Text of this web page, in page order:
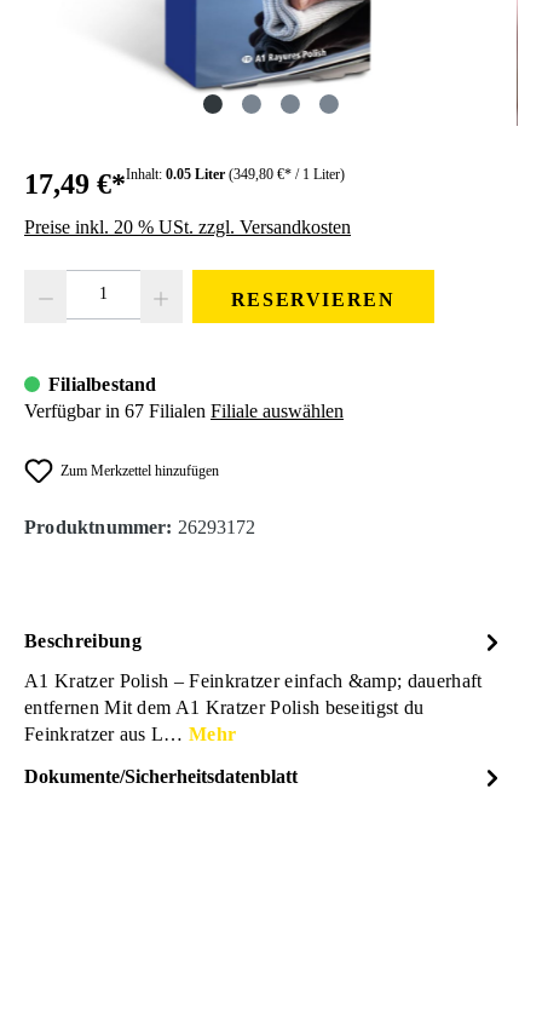
17,49 €*Inhalt: 0.05 Liter (349,80 €* / 1 Liter)
Preise inkl. 20 % USt. zzgl. Versandkosten
RESERVIEREN
Filialbestand
Verfügbar in 67 Filialen Filiale auswählen
Zum Merkzettel hinzufügen
Produktnummer: 26293172
Beschreibung
A1 Kratzer Polish – Feinkratzer einfach &amp; dauerhaft
entfernen Mit dem A1 Kratzer Polish beseitigst du
Feinkratzer aus L…Mehr
Dokumente/Sicherheitsdatenblatt